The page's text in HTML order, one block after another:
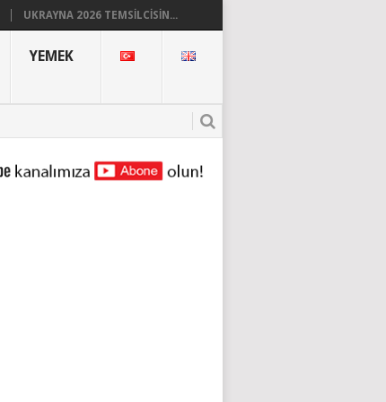
UKRAYNA 2026 TEMSILCISIN...
YEMEK